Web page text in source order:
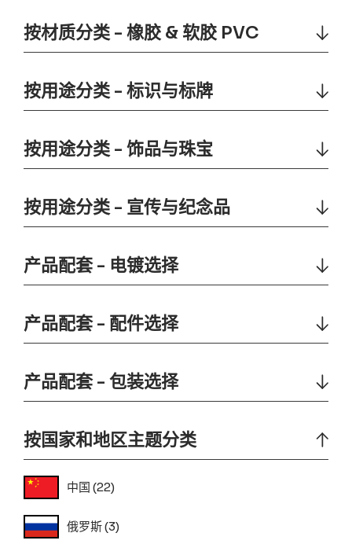
按材质分类 - 橡胶 & 软胶 PVC
按用途分类 - 标识与标牌
按用途分类 - 饰品与珠宝
按用途分类 - 宣传与纪念品
产品配套 - 电镀选择
产品配套 - 配件选择
产品配套 - 包装选择
按国家和地区主题分类
中国 (22)
俄罗斯(3)